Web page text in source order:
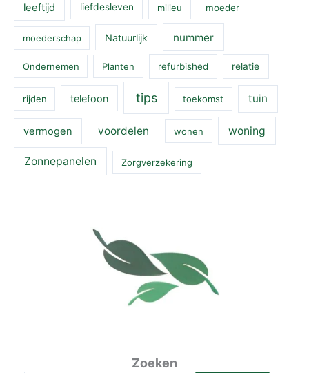
leeftijd liefdesleven milieu moeder
moederschap Natuurlijk nummer
Ondernemen Planten refurbished relatie
rijden telefoon tips toekomst tuin
vermogen voordelen wonen woning
Zonnepanelen Zorgverzekering
Zoeken